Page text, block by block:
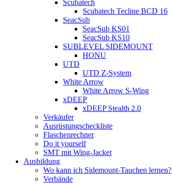
Scubatech
Scubatech Tecline BCD 16
SeacSub
SeacSub KS01
SeacSub KS10
SUBLEVEL SIDEMOUNT
HONU
UTD
UTD Z-System
White Arrow
White Arrow S-Wing
xDEEP
xDEEP Stealth 2.0
Verkäufer
Ausrüstungscheckliste
Flaschenrechner
Do it yourself
SMT mit Wing-Jacket
Ausbildung
Wo kann ich Sidemount-Tauchen lernen?
Verbände